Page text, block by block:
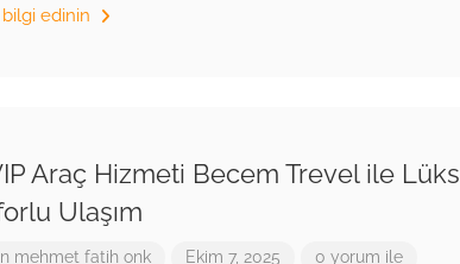
edinin
Araç Hizmeti Becem Trevel ile Lüks
Ulaşım
mehmet fatih onk Ekim 7, 2025 0 yorum ile